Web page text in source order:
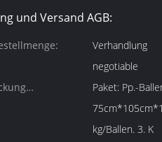
und Versand AGB:
Verhandlung
negotiable
Paket: Pp.-
kg/Ballen. 3. K